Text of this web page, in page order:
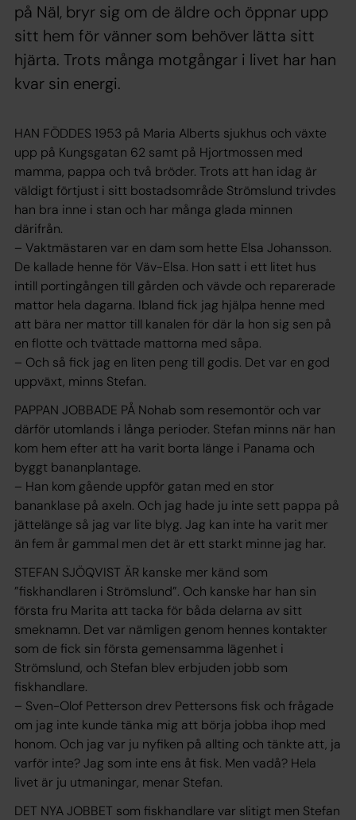
på Näl, bryr sig om de äldre och öppnar upp
sitt hem för vänner som behöver lätta sitt
hjärta. Trots många motgångar i livet har han
kvar sin energi.
HAN FÖDDES 1953 på Maria Alberts sjukhus och växte
upp på Kungsgatan 62 samt på Hjortmossen med
mamma, pappa och två bröder. Trots att han idag är
väldigt förtjust i sitt bostadsområde Strömslund trivdes
han bra inne i stan och har många glada minnen
därifrån.
– Vaktmästaren var en dam som hette Elsa Johansson.
De kallade henne för Väv-Elsa. Hon satt i ett litet hus
intill portingången till gården och vävde och reparerade
mattor hela dagarna. Ibland fick jag hjälpa henne med
att bära ner mattor till kanalen för där la hon sig sen på
en flotte och tvättade mattorna med såpa.
– Och så fick jag en liten peng till godis. Det var en god
uppväxt, minns Stefan.
PAPPAN JOBBADE PÅ Nohab som resemontör och var
därför utomlands i långa perioder. Stefan minns när han
kom hem efter att ha varit borta länge i Panama och
byggt bananplantage.
– Han kom gående uppför gatan med en stor
bananklase på axeln. Och jag hade ju inte sett pappa på
jättelänge så jag var lite blyg. Jag kan inte ha varit mer
än fem år gammal men det är ett starkt minne jag har.
STEFAN SJÖQVIST ÄR kanske mer känd som
”fiskhandlaren i Strömslund”. Och kanske har han sin
första fru Marita att tacka för båda delarna av sitt
smeknamn. Det var nämligen genom hennes kontakter
som de fick sin första gemensamma lägenhet i
Strömslund, och Stefan blev erbjuden jobb som
fiskhandlare.
– Sven-Olof Petterson drev Pettersons fisk och frågade
om jag inte kunde tänka mig att börja jobba ihop med
honom. Och jag var ju nyfiken på allting och tänkte att, ja
varför inte? Jag som inte ens åt fisk. Men vadå? Hela
livet är ju utmaningar, menar Stefan.
DET NYA JOBBET som fiskhandlare var slitigt men Stefan